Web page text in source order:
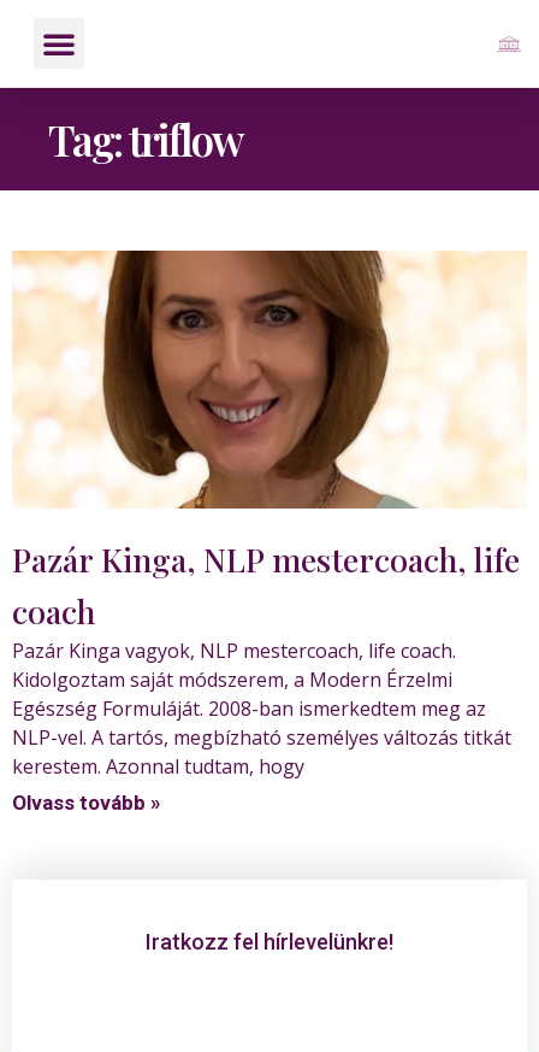
Tag: triflow
Pazár Kinga, NLP mestercoach, life
coach
Pazár Kinga vagyok, NLP mestercoach, life coach.
Kidolgoztam saját módszerem, a Modern Érzelmi
Egészség Formuláját. 2008-ban ismerkedtem meg az
NLP-vel. A tartós, megbízható személyes változás titkát
kerestem. Azonnal tudtam, hogy
Olvass tovább »
Iratkozz fel hírlevelünkre!